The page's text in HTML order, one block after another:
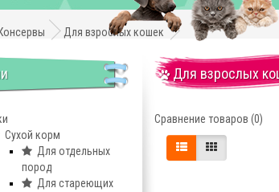
Консервы Для взрослых кошек
Сухой корм
Для отдельных
пород
Для стареющих
Для взрослых
Сравнение товаров (0)